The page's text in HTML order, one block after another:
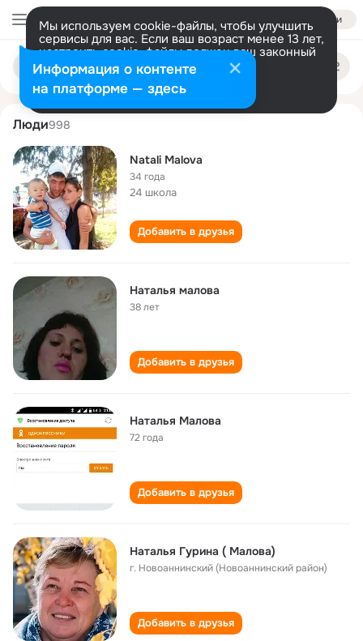
Войти
Мы используем cookie-файлы, чтобы улучшить
сервисы для вас. Если ваш возраст менее 13 лет,
настроить cookie-файлы должен ваш законный
представитель. Больше информации
Разрешить все Настроить
Поиск
людям
natalya malova
Люди998
Natali Malova
34 года
24 школа
Добавить в друзья
Наталья малова
38 лет
Добавить в друзья
Наталья Малова
72 года
Добавить в друзья
Наталья Гурина ( Малова)
г. Новоаннинский (Новоаннинский район)
Добавить в друзья
Информация о контенте
на платформе — здесь